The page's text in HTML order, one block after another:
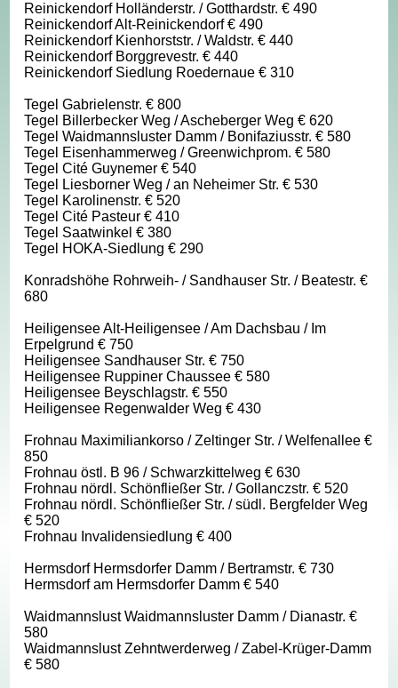
Reinickendorf Holländerstr. / Gotthardstr. € 490
Reinickendorf Alt-Reinickendorf € 490
Reinickendorf Kienhorststr. / Waldstr. € 440
Reinickendorf Borggrevestr. € 440
Reinickendorf Siedlung Roedernaue € 310
Tegel Gabrielenstr. € 800
Tegel Billerbecker Weg / Ascheberger Weg € 620
Tegel Waidmannsluster Damm / Bonifaziusstr. € 580
Tegel Eisenhammerweg / Greenwichprom. € 580
Tegel Cité Guynemer € 540
Tegel Liesborner Weg / an Neheimer Str. € 530
Tegel Karolinenstr. € 520
Tegel Cité Pasteur € 410
Tegel Saatwinkel € 380
Tegel HOKA-Siedlung € 290
Konradshöhe Rohrweih- / Sandhauser Str. / Beatestr. €
680
Heiligensee Alt-Heiligensee / Am Dachsbau / Im
Erpelgrund € 750
Heiligensee Sandhauser Str. € 750
Heiligensee Ruppiner Chaussee € 580
Heiligensee Beyschlagstr. € 550
Heiligensee Regenwalder Weg € 430
Frohnau Maximiliankorso / Zeltinger Str. / Welfenallee €
850
Frohnau östl. B 96 / Schwarzkittelweg € 630
Frohnau nördl. Schönfließer Str. / Gollanczstr. € 520
Frohnau nördl. Schönfließer Str. / südl. Bergfelder Weg
€ 520
Frohnau Invalidensiedlung € 400
Hermsdorf Hermsdorfer Damm / Bertramstr. € 730
Hermsdorf am Hermsdorfer Damm € 540
Waidmannslust Waidmannsluster Damm / Dianastr. €
580
Waidmannslust Zehntwerderweg / Zabel-Krüger-Damm
€ 580